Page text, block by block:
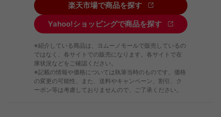
楽天市場で商品を探す
Yahoo!ショッピングで商品を探す
※紹介している商品は、ヨムーノモールで販売しているの
ではなく、各サイトでの販売になります。各サイトで在
庫状況などをご確認ください。
※記載の情報や価格については執筆当時のものです。価格
の変更の可能性、また、送料やキャンペーン、割引、ク
ーポン等は考慮しておりませんので、ご了承ください。